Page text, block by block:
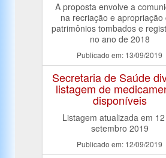
A proposta envolve a
na recriação e apropriação
patrimônios tombados e
no ano de 2018
Publicado em: 13/09/2019
Secretaria de Saúde
listagem de
disponíveis
Listagem atualizada em
setembro 2019
Publicado em: 12/09/2019